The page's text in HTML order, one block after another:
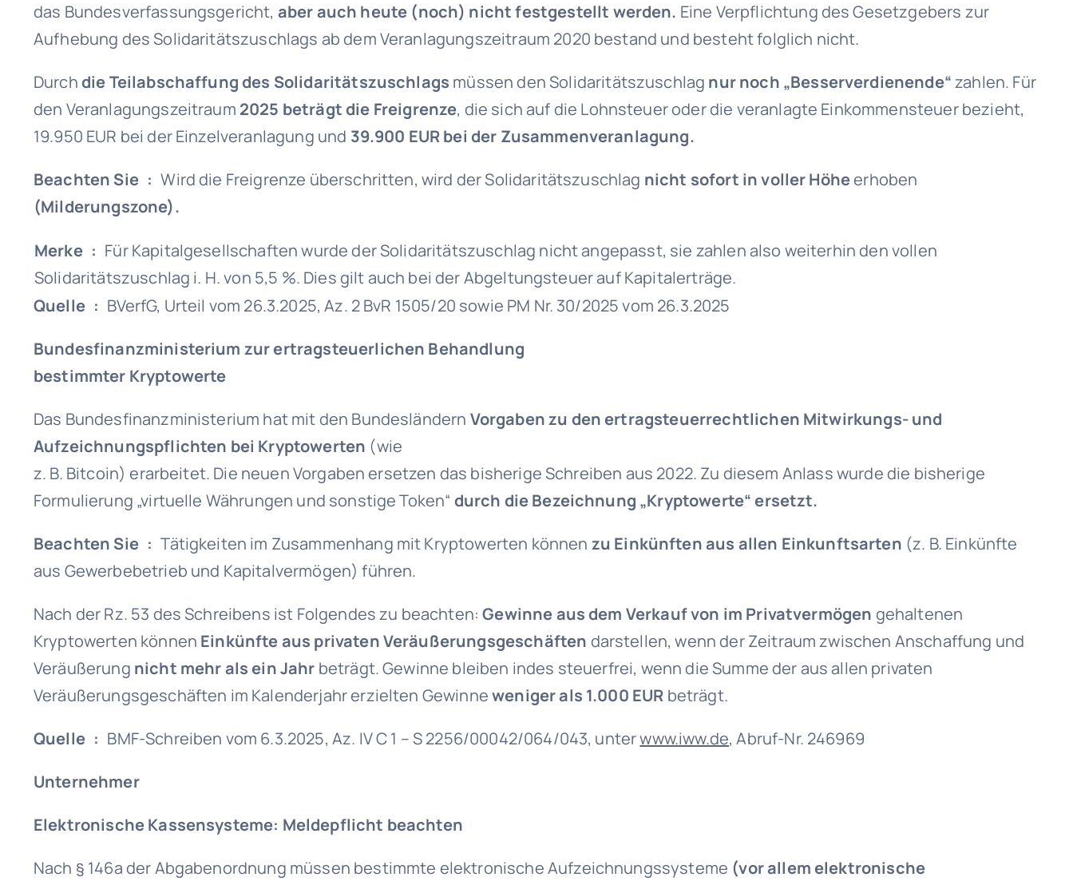
das Bundesverfassungsgericht, aber auch heute (noch) nicht festgestellt werden. Eine Verpflichtung des Gesetzgebers zur
Aufhebung des Solidaritätszuschlags ab dem Veranlagungszeitraum 2020 bestand und besteht folglich nicht.
Durchdie Teilabschaffung des Solidaritätszuschlags müssen den Solidaritätszuschlag nur noch „Besserverdienende“zahlen. Für
den Veranlagungszeitraum 2025 beträgt die Freigrenze, die sich auf die Lohnsteuer oder die veranlagte Einkommensteuer bezieht,
19.950 EUR bei der Einzelveranlagung und 39.900 EUR bei der Zusammenveranlagung.
Beachten Sie :Wird die Freigrenze überschritten, wird der Solidaritätszuschlag nicht sofort in voller Höheerhoben
(Milderungszone).
Merke : Für Kapitalgesellschaften wurde der Solidaritätszuschlag nicht angepasst, sie zahlen also weiterhin den vollen
Solidaritätszuschlag i. H. von 5,5 %. Dies gilt auch bei der Abgeltungsteuer auf Kapitalerträge.
Quelle : BVerfG, Urteil vom 26.3.2025, Az. 2 BvR 1505/20 sowie PM Nr. 30/2025 vom 26.3.2025
Bundesfinanzministerium zur ertragsteuerlichen Behandlung
bestimmter Kryptowerte
Das Bundesfinanzministerium hat mit den Bundesländern Vorgaben zu den ertragsteuerrechtlichen Mitwirkungs- und
Aufzeichnungspflichten bei Kryptowerten (wie
z. B. Bitcoin) erarbeitet. Die neuen Vorgaben ersetzen das bisherige Schreiben aus 2022. Zu diesem Anlass wurde die bisherige
Formulierung „virtuelle Währungen und sonstige Token“ durch die Bezeichnung „Kryptowerte“ ersetzt.
Beachten Sie :Tätigkeiten im Zusammenhang mit Kryptowerten können zu Einkünften aus allen Einkunftsarten (z. B. Einkünfte
aus Gewerbebetrieb und Kapitalvermögen) führen.
Nach der Rz. 53 des Schreibens ist Folgendes zu beachten:Gewinne aus dem Verkauf von im Privatvermögen gehaltenen
Kryptowerten können Einkünfte aus privaten Veräußerungsgeschäften darstellen, wenn der Zeitraum zwischen Anschaffung und
Veräußerung nicht mehr als ein Jahr beträgt. Gewinne bleiben indes steuerfrei, wenn die Summe der aus allen privaten
Veräußerungsgeschäften im Kalenderjahr erzielten Gewinneweniger als 1.000 EUR beträgt.
Quelle : BMF-Schreiben vom 6.3.2025, Az. IV C 1 – S 2256/00042/064/043, unterwww.iww.de, Abruf-Nr. 246969
Unternehmer
Elektronische Kassensysteme: Meldepflicht beachten
Nach § 146a der Abgabenordnung müssen bestimmte elektronische Aufzeichnungssysteme (vor allem elektronische